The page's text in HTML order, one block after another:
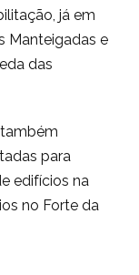
já em
Manteigadas e
das
para
edifícios na
no Forte da